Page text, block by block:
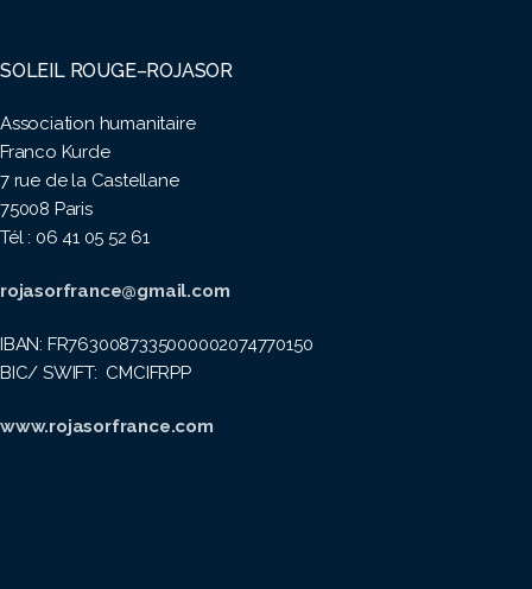
SOLEIL ROUGE–ROJASOR
Association humanitaire
Franco Kurde
7 rue de la Castellane
75008 Paris
Tél : 06 41 05 52 61
rojasorfrance@gmail.com
IBAN: FR7630087335000002074770150
BIC/ SWIFT: CMCIFRPP
www.rojasorfrance.com